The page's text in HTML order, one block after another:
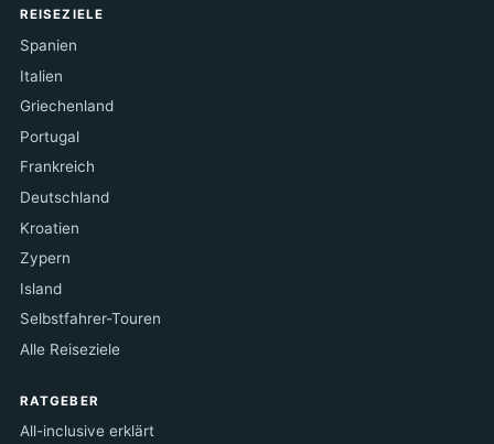
REISEZIELE
Spanien
Italien
Griechenland
Portugal
Frankreich
Deutschland
Kroatien
Zypern
Island
Selbstfahrer-Touren
Alle Reiseziele
RATGEBER
All-inclusive erklärt